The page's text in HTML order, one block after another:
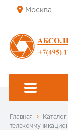
Москва
Главная Каталог